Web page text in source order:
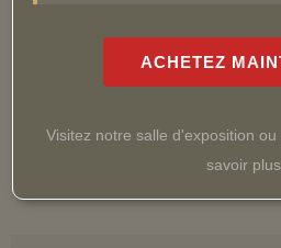
Options de livraison ou
ACHETEZ
Visitez notre salle d'exposition
savoir